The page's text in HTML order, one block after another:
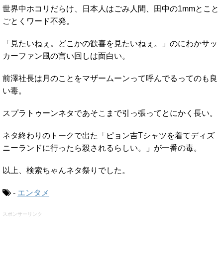
世界中ホコリだらけ、日本人はごみ人間、田中の1mmとこと
ごとくワード不発。
「見たいねぇ。どこかの歓喜を見たいねぇ。」のにわかサッ
カーファン風の言い回しは面白い。
前澤社長は月のことをマザームーンって呼んでるってのも良
い毒。
スプラトゥーンネタであそこまで引っ張ってとにかく長い。
ネタ終わりのトークで出た「ピョン吉Tシャツを着てディズ
ニーランドに行ったら殺されるらしい。」が一番の毒。
以上、検索ちゃんネタ祭りでした。
- エンタメ
スポンサーリンク